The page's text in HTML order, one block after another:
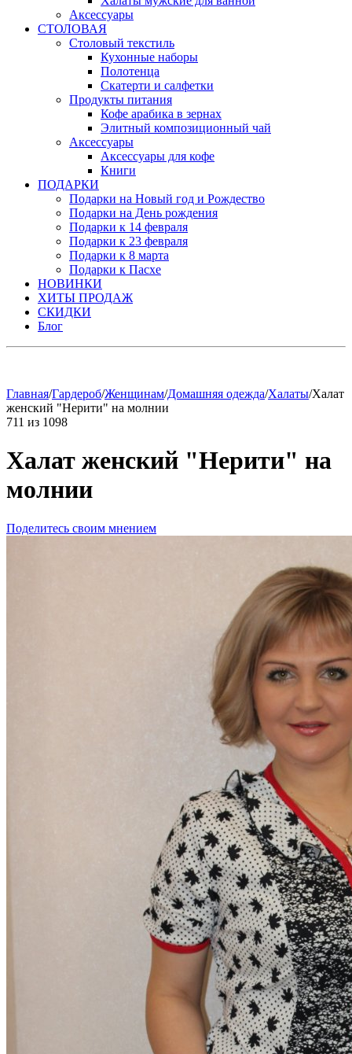
Аксессуары
СТОЛОВАЯ
Столовый текстиль
Кухонные наборы
Полотенца
Скатерти и салфетки
Продукты питания
Кофе арабика в зернах
Элитный композиционный чай
Аксессуары
Аксессуары для кофе
Книги
ПОДАРКИ
Подарки на Новый год и Рождество
Подарки на День рождения
Подарки к 14 февраля
Подарки к 23 февраля
Подарки к 8 марта
Подарки к Пасхе
НОВИНКИ
ХИТЫ ПРОДАЖ
СКИДКИ
Блог
Главная/Гардероб/Женщинам/Домашняя одежда/Халаты/Халат
женский "Нерити" на молнии
711 из 1098
Халат женский "Нерити" на
молнии
Поделитесь своим мнением